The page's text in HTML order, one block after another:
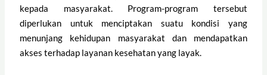
kepada masyarakat. Program-program tersebut
diperlukan untuk menciptakan suatu kondisi yang
menunjang kehidupan masyarakat dan mendapatkan
akses terhadap layanan kesehatan yang layak.